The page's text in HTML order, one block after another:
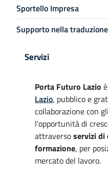
Sportello Impresa
Supporto nella
Servizi
Porta Futuro Lazio
Lazio, pubblico e
collaborazione con
l'opportunità di
attraversoservizi di
formazione, per
mercato del lavoro.